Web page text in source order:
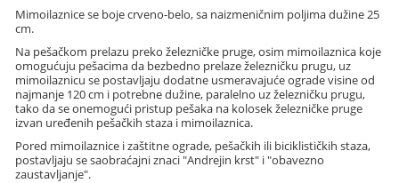
Mimoilaznice se boje crveno-belo, sa naizmeničnim poljima dužine 25
cm.
Na pešačkom prelazu preko železničke pruge, osim mimoilaznica koje
omogućuju pešacima da bezbedno prelaze železničku prugu, uz
mimoilaznicu se postavljaju dodatne usmeravajuće ograde visine od
najmanje 120 cm i potrebne dužine, paralelno uz železničku prugu,
tako da se onemogući pristup pešaka na kolosek železničke pruge
izvan uređenih pešačkih staza i mimoilaznica.
Pored mimoilaznice i zaštitne ograde, pešačkih ili biciklističkih staza,
postavljaju se saobraćajni znaci "Andrejin krst" i "obavezno
zaustavljanje".